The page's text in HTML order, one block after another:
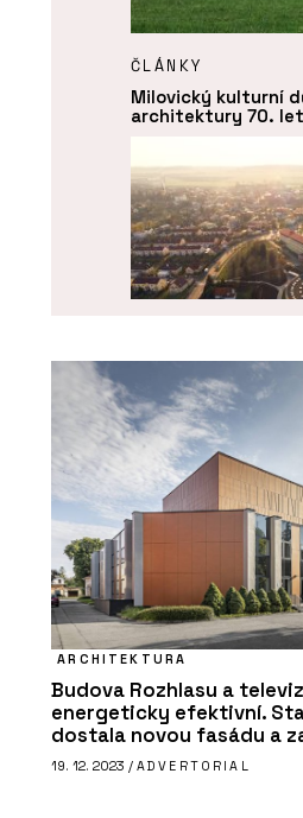
ČLÁNKY
Milovický kulturní
architektury 70.
ČLÁNKY
Líbeznice věří
školní pavilon
krajiny i struktury
PRODUKTY
Konstrukční
ARCHITEKTURA
Budova Rozhlasu a
energeticky efektivní.
dostala novou fasádu a
19. 12. 2023 / ADVERTORIAL